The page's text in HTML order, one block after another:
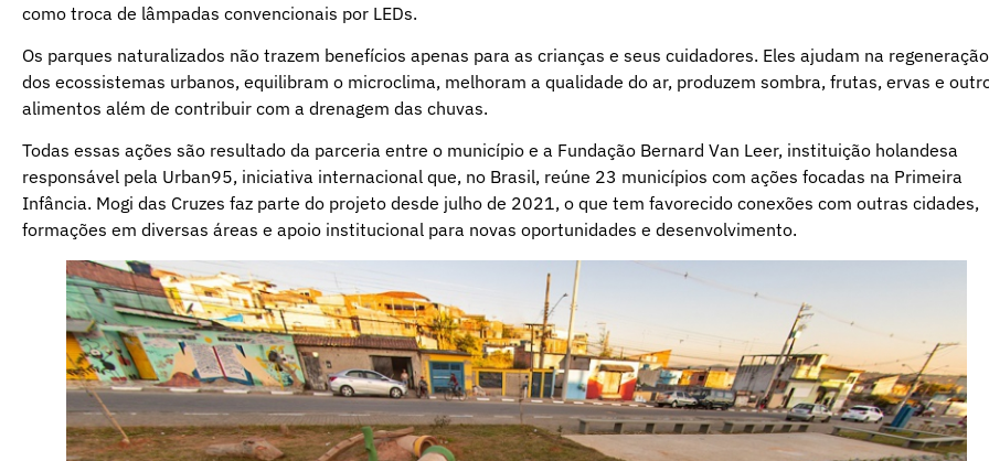
como troca de lâmpadas convencionais por LEDs.
Os parques naturalizados não trazem benefícios apenas para as crianças e seus cuidadores. Eles ajudam na regeneração
dos ecossistemas urbanos, equilibram o microclima, melhoram a qualidade do ar, produzem sombra, frutas, ervas e
alimentos além de contribuir com a drenagem das chuvas.
Todas essas ações são resultado da parceria entre o município e a Fundação Bernard Van Leer, instituição holandesa
responsável pela Urban95, iniciativa internacional que, no Brasil, reúne 23 municípios com ações focadas na Primeira
Infância. Mogi das Cruzes faz parte do projeto desde julho de 2021, o que tem favorecido conexões com outras cidades,
formações em diversas áreas e apoio institucional para novas oportunidades e desenvolvimento.